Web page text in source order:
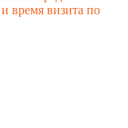
время визита по